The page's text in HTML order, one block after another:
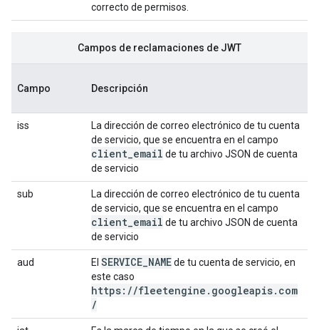
correcto de permisos.
Campos de reclamaciones de JWT
Campo Descripción
iss
La dirección de correo electrónico de tu cuenta
de servicio, que se encuentra en el campo
client_email de tu archivo JSON de cuenta
de servicio
sub
La dirección de correo electrónico de tu cuenta
de servicio, que se encuentra en el campo
client_email de tu archivo JSON de cuenta
de servicio
aud El SERVICE_NAMEde tu cuenta de servicio, en
este caso
https://fleetengine.googleapis.com
/